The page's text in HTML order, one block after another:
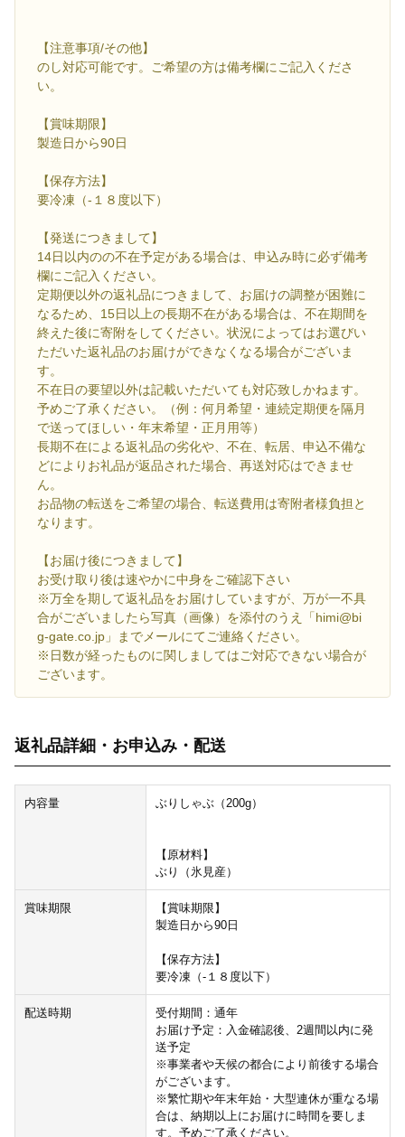
【注意事項/その他】
のし対応可能です。ご希望の方は備考欄にご記入くださ
い。
【賞味期限】
製造日から90日
【保存方法】
要冷凍（-１８度以下）
【発送につきまして】
14日以内のの不在予定がある場合は、申込み時に必ず備考
欄にご記入ください。
定期便以外の返礼品につきまして、お届けの調整が困難に
なるため、15日以上の長期不在がある場合は、不在期間を
終えた後に寄附をしてください。状況によってはお選びい
ただいた返礼品のお届けができなくなる場合がございま
す。
不在日の要望以外は記載いただいても対応致しかねます。
予めご了承ください。（例：何月希望・連続定期便を隔月
で送ってほしい・年末希望・正月用等）
長期不在による返礼品の劣化や、不在、転居、申込不備な
どによりお礼品が返品された場合、再送対応はできませ
ん。
お品物の転送をご希望の場合、転送費用は寄附者様負担と
なります。
【お届け後につきまして】
お受け取り後は速やかに中身をご確認下さい
※万全を期して返礼品をお届けしていますが、万が一不具
合がございましたら写真（画像）を添付のうえ「himi@bi
g-gate.co.jp」までメールにてご連絡ください。
※日数が経ったものに関しましてはご対応できない場合が
ございます。
返礼品詳細・お申込み・配送
内容量 ぶりしゃぶ（200g）
【原材料】
ぶり（氷見産）
賞味期限
【賞味期限】
製造日から90日
【保存方法】
要冷凍（-１８度以下）
配送時期
受付期間：通年
お届け予定：入金確認後、2週間以内に発
送予定
※事業者や天候の都合により前後する場合
がございます。
※繁忙期や年末年始・大型連休が重なる場
合は、納期以上にお届けに時間を要しま
す。予めご了承ください。